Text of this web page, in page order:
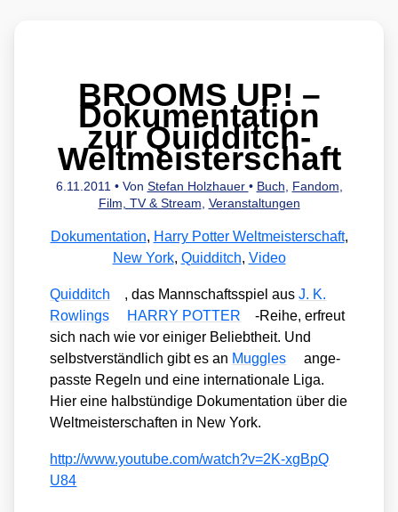
BROOMS UP! –
Dokumentation
zur Quidditch-
Weltmeisterschaft
6.11.2011 • Von Stefan Holzhauer • Buch, Fandom,
Film, TV & Stream, Veranstaltungen
Dokumentation, Harry Potter Weltmeisterschaft,
New York, Quidditch, Video
Quid­ditch , das Mann­schafts­spiel ausJ. K.
Row­lings
HARRY POTTER
-Rei­he, erfreut
sich nach wie vor eini­ger Beliebt­heit. Und
selbst­ver­ständ­lich gibt es an Mug­gles
ange­
pass­te Regeln und eine inter­na­tio­na­le Liga.
Hier eine halb­stün­di­ge Doku­men­ta­ti­on über die
Welt­meis­ter­schaf­ten in New York.
http://​www​.you​tube​.com/​w​a​t​c​h​?​v​=​2​K​-​x​g​B​p​Q​
U84